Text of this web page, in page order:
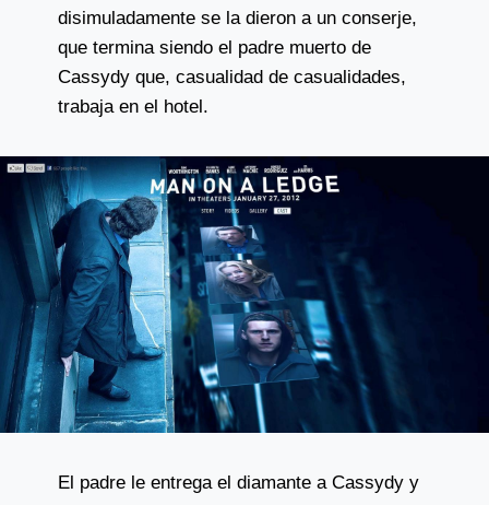
disimuladamente se la dieron a un conserje,
que termina siendo el padre muerto de
Cassydy que, casualidad de casualidades,
trabaja en el hotel.
El padre le entrega el diamante a Cassydy y